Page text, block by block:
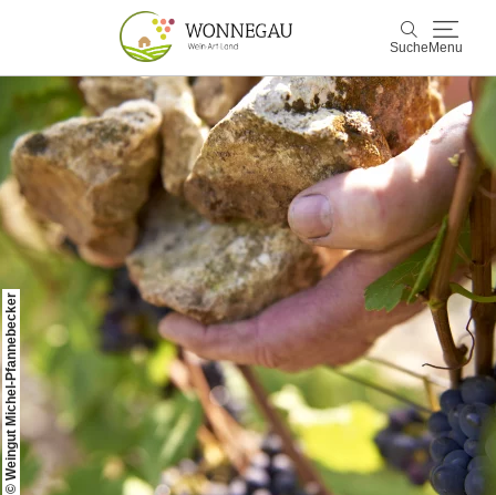
Suche Menu
Suche
Wonnegau
Entdecken & Erleben
Wein & Genuss
Kultur & Events
Buchen & Service
© Weingut Michel-Pfannebecker